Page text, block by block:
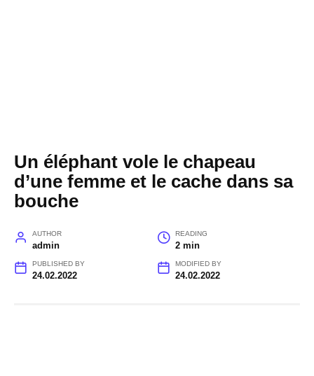
Un éléphant vole le chapeau
d’une femme et le cache dans sa
bouche
AUTHOR
admin
READING
2 min
PUBLISHED BY
24.02.2022
MODIFIED BY
24.02.2022